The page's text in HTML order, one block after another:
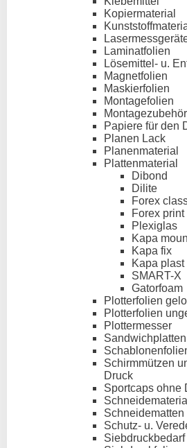
Kopiermaterial
Laminatfolien
Lösemittel- u.
Magnetfolien
Maskierfolien
Montagefolien
Montagezubehör
Papiere für den
Planen Lack
Planenmaterial
Plattenmaterial
Dibond
Dilite
Forex
Forex print
Plexiglas
Kapa
Kapa fix
Kapa plast
SMART-X
Gatorfoam
Plotterfolien
Plotterfolien
Plottermesser
Schirmmützen
Druck
Sportcaps ohne
Schneidematerial
Schneidematten
Schutz- u.
Siebdruckbedarf